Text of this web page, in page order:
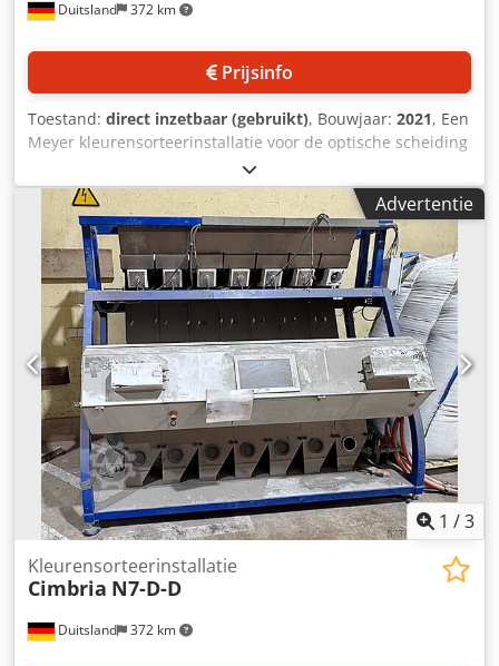
Duitsland 372 km
Prijsinfo
Toestand: direct inzetbaar (gebruikt), Bouwjaar: 2021, Een
Meyer kleurensorteerinstallatie voor de optische scheiding
van kleine korrelgroottes in de voedingsmiddelenindustrie
is beschikbaar. Goten: 10, camera’s: 20, cameratype: RGB
5400 CCD, compressorvermogen: 37 kW,
compressorlevering: 7,1 m³/min. Inclusief geïntegreerde
roestvrijstalen container, koeldroger en
schroefcompressor. De transportsystemen zijn gebruikt
geïntegreerd en dienen indien nodig te worden
vernieuwd. Documentatie aanwezig. Bezichtigen ter
plaatse is mogelijk. Dcodpfsxxa S Ujx Ahpek
Advertentie
1 /3
Duitsland 372 km
Kleurensorteerinstallatie
Cimbria N7-D-D